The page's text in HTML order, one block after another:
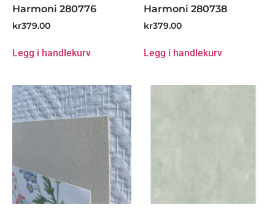
Harmoni 280776
kr379.00
Legg i handlekurv
Harmoni 280738
kr379.00
Legg i handlekurv